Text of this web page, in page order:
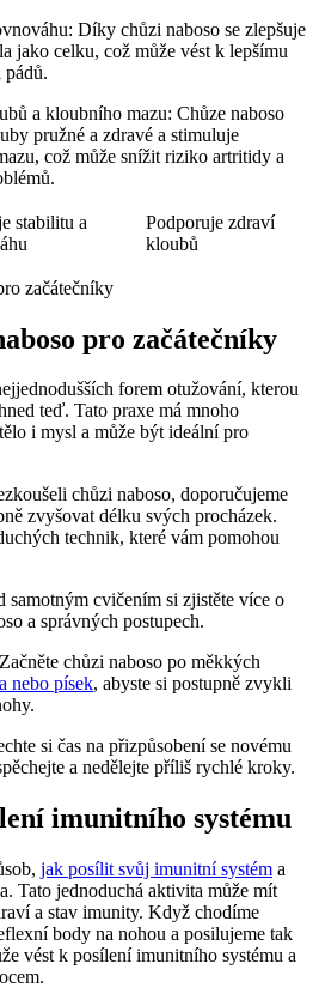
Díky chůzi naboso se zlepšuje
jako celku, což může vést k lepšímu
pádů.
a kloubního mazu: Chůze naboso
pružné a zdravé a stimuluje
což může snížit riziko artritidy a
stabilitu a
Podporuje zdraví
kloubů
pro začátečníky
forem otužování, kterou
teď. Tato praxe má mnoho
i mysl a může být ideální pro
chůzi naboso, doporučujeme
zvyšovat délku svých procházek.
technik, které vám pomohou
samotným cvičením si zjistěte více o
a správných postupech.
chůzi naboso po měkkých
nebo písek, abyste si postupně zvykli
si čas na přizpůsobení se novému
a nedělejte příliš rychlé kroky.
imunitního systému
jak posílit svůj imunitní systém a
Tato jednoduchá aktivita může mít
a stav imunity. Když chodíme
body na nohou a posilujeme tak
vést k posílení imunitního systému a